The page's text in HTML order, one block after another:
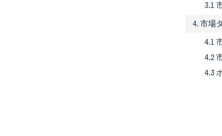
3.1
4. 市場
4.1
4.2
4.3